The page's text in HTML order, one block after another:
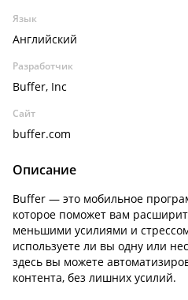
Язык
Английский
Разработчик
Buffer, Inc
Сайт
buffer.com
Описание
Buffer — это мобильное
которое поможет вам
меньшими усилиями и
используете ли вы одну или
здесь вы можете
контента, без лишних усилий.